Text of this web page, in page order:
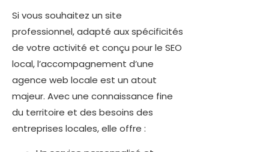
Si vous souhaitez un site
professionnel, adapté aux spécificités
de votre activité et conçu pour le SEO
local, l’accompagnement d’une
agence web locale est un atout
majeur. Avec une connaissance fine
du territoire et des besoins des
entreprises locales, elle offre :